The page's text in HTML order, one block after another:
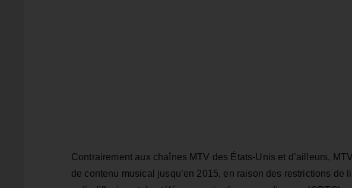
Contrairement aux chaînes MTV des États-Unis et d’ailleurs,
de contenu musical jusqu’en 2015, en raison des restrictions de